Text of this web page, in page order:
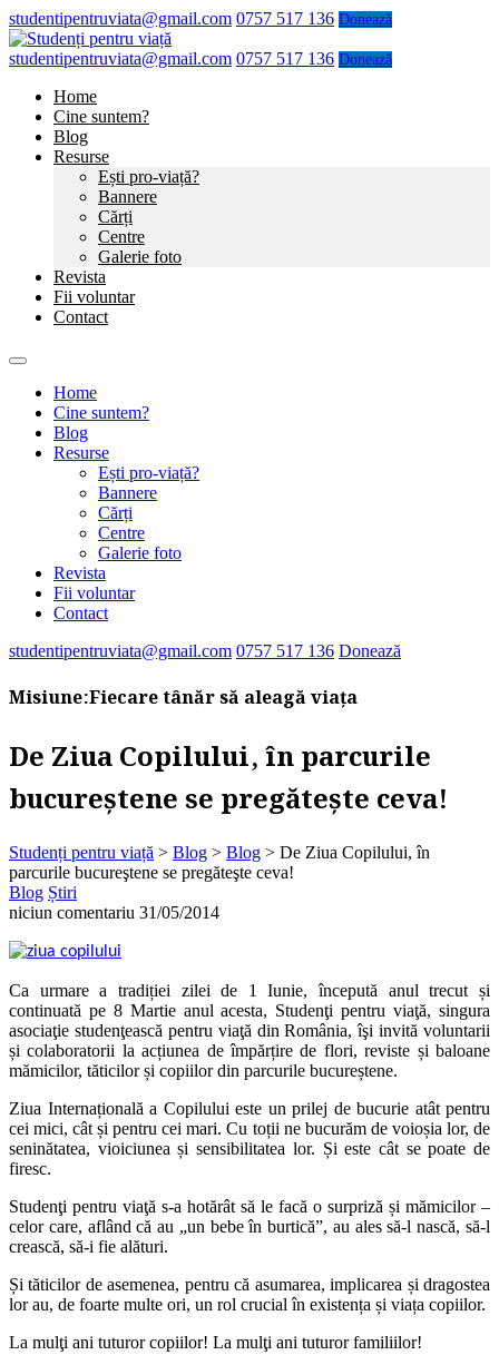
studentipentruviata@gmail.com 0757 517 136 Donează
studentipentruviata@gmail.com 0757 517 136 Donează
Home
Cine suntem?
Blog
Resurse
Ești pro-viață?
Bannere
Cărți
Centre
Galerie foto
Revista
Fii voluntar
Contact
Home
Cine suntem?
Blog
Resurse
Ești pro-viață?
Bannere
Cărți
Centre
Galerie foto
Revista
Fii voluntar
Contact
studentipentruviata@gmail.com 0757 517 136 Donează
Misiune:Fiecare tânăr să aleagă viața
De Ziua Copilului, în parcurile
bucureştene se pregăteşte ceva!
Studenți pentru viață > Blog > Blog > De Ziua Copilului, în
parcurile bucureştene se pregăteşte ceva!
Blog Știri
niciun comentariu 31/05/2014
Ca urmare a tradiției zilei de 1 Iunie, începută anul trecut și
continuată pe 8 Martie anul acesta, Studenţi pentru viaţă, singura
asociaţie studenţească pentru viaţă din România, îşi invită voluntarii
și colaboratorii la acțiunea de împărțire de flori, reviste și baloane
mămicilor, tăticilor și copiilor din parcurile bucureștene.
Ziua Internațională a Copilului este un prilej de bucurie atât pentru
cei mici, cât și pentru cei mari. Cu toții ne bucurăm de voioșia lor, de
seninătatea, vioiciunea și sensibilitatea lor. Și este cât se poate de
firesc.
Studenţi pentru viaţă s-a hotărât să le facă o surpriză și mămicilor –
celor care, aflând că au „un bebe în burtică”, au ales să-l nască, să-l
crească, să-i fie alături.
Și tăticilor de asemenea, pentru că asumarea, implicarea și dragostea
lor au, de foarte multe ori, un rol crucial în existența și viața copiilor.
La mulţi ani tuturor copiilor! La mulţi ani tuturor familiilor!